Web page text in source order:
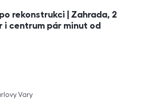
rekonstrukci | Zahrada, 2
i centrum pár minut od
Vary